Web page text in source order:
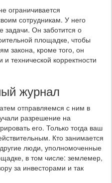
ограничивается
сотрудникам. У него
задачи. Он заботится о
площадке, чтобы
закона, кроме того, он
и технической корректности
журнал
отправляемся с ним в
разрешение на
его. Только тогда ваш
Кто занимается
люди, уполномоченные
в том числе: землемер,
за инвесторами и так